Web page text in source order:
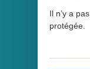
Il n’y a
protégée.